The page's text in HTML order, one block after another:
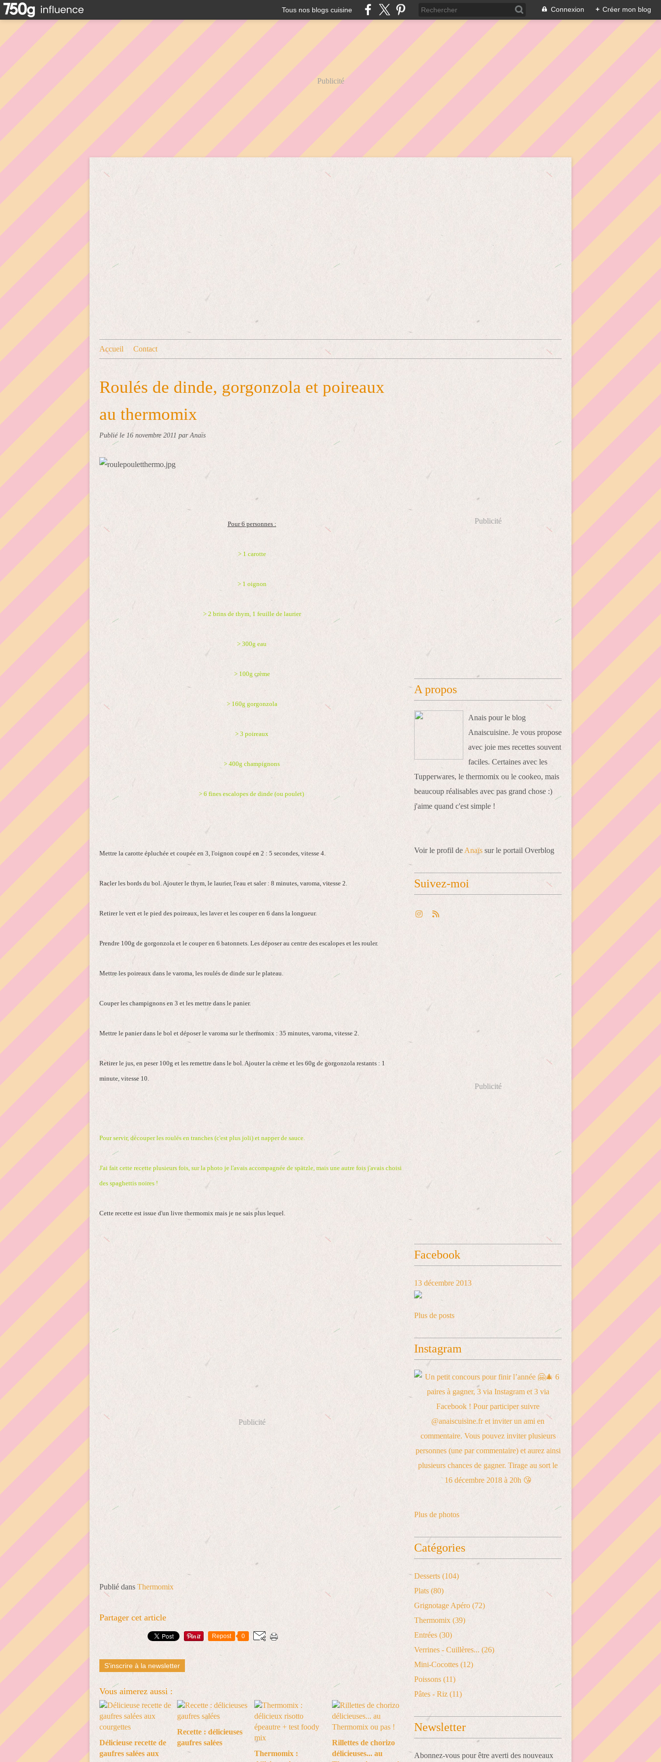
Tous nos blogs cuisine Connexion + Créer mon blog
Publicité
Accueil Contact
Roulés de dinde, gorgonzola et poireaux
au thermomix
Publié le 16 novembre 2011 par Anaïs
Pour 6 personnes :
> 1 carotte
> 1 oignon
> 2 brins de thym, 1 feuille de laurier
> 300g eau
> 100g crème
> 160g gorgonzola
> 3 poireaux
> 400g champignons
> 6 fines escalopes de dinde (ou poulet)
Mettre la carotte épluchée et coupée en 3, l'oignon coupé en 2 : 5 secondes, vitesse 4.
Racler les bords du bol. Ajouter le thym, le laurier, l'eau et saler : 8 minutes, varoma, vitesse 2.
Retirer le vert et le pied des poireaux, les laver et les couper en 6 dans la longueur.
Prendre 100g de gorgonzola et le couper en 6 batonnets. Les déposer au centre des escalopes et les rouler.
Mettre les poireaux dans le varoma, les roulés de dinde sur le plateau.
Couper les champignons en 3 et les mettre dans le panier.
Mettre le panier dans le bol et déposer le varoma sur le thermomix : 35 minutes, varoma, vitesse 2.
Retirer le jus, en peser 100g et les remettre dans le bol. Ajouter la crème et les 60g de gorgonzola restants : 1
minute, vitesse 10.
Pour servir, découper les roulés en tranches (c'est plus joli) et napper de sauce.
J'ai fait cette recette plusieurs fois, sur la photo je l'avais accompagnée de spätzle, mais une autre fois j'avais choisi
des spaghettis noires !
Cette recette est issue d'un livre thermomix mais je ne sais plus lequel.
Publicité
Publié dans Thermomix
Partager cet article
Repost 0
S'inscrire à la newsletter
Vous aimerez aussi :
Délicieuse recette de
gaufres salées aux
Recette : délicieuses
gaufres salées
Thermomix :
Rillettes de chorizo
délicieuses... au
Publicité
A propos
Anais pour le blog
Anaiscuisine. Je vous propose
avec joie mes recettes souvent
faciles. Certaines avec les
Tupperwares, le thermomix ou le cookeo, mais
beaucoup réalisables avec pas grand chose :)
j'aime quand c'est simple !
Voir le profil de Anaïs sur le portail Overblog
Suivez-moi
Publicité
Facebook
13 décembre 2013
Plus de posts
Instagram
Plus de photos
Catégories
Desserts (104)
Plats (80)
Grignotage Apéro (72)
Thermomix (39)
Entrées (30)
Verrines - Cuillères... (26)
Mini-Cocottes (12)
Poissons (11)
Pâtes - Riz (11)
Newsletter
Abonnez-vous pour être averti des nouveaux